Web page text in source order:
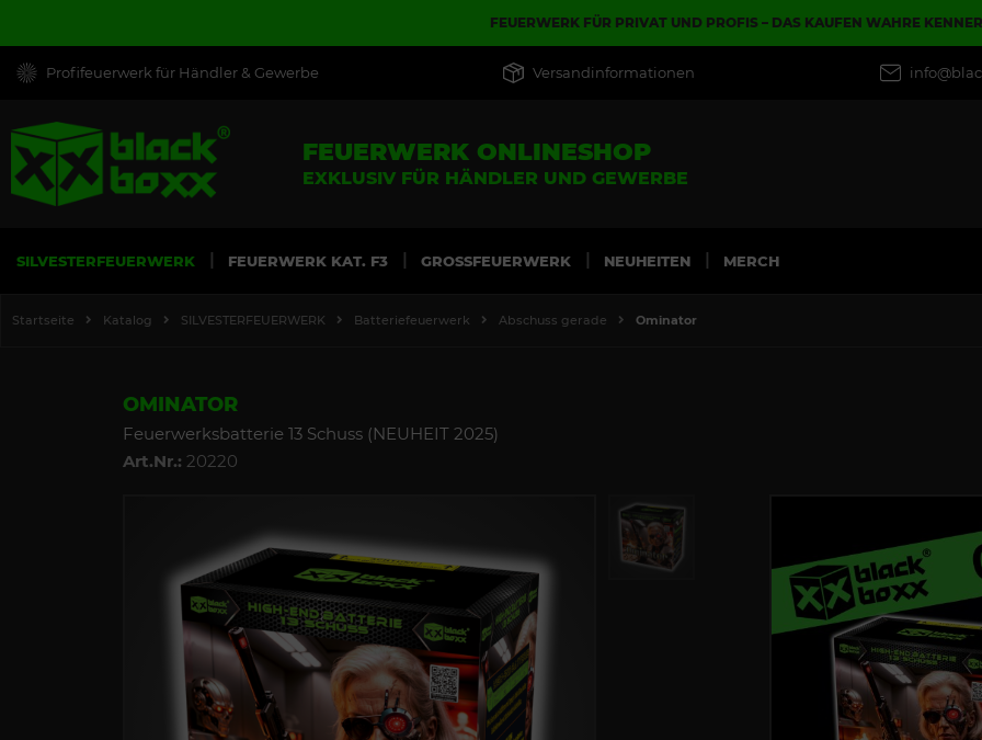
FEUERWERK FÜR PRIVAT UND PROFIS – DAS KAUFEN WAHRE KENNER
Profifeuerwerk für Händler & Gewerbe Versandinformationen
FEUERWERK ONLINESHOP
EXKLUSIV FÜR HÄNDLER UND GEWERBE
SILVESTERFEUERWERK FEUERWERK KAT. F3 GROSSFEUERWERK NEUHEITEN MERCH
Startseite Katalog SILVESTERFEUERWERK Batteriefeuerwerk Abschuss gerade Ominator
OMINATOR
Feuerwerksbatterie 13 Schuss (NEUHEIT 2025)
Art.Nr.: 20220